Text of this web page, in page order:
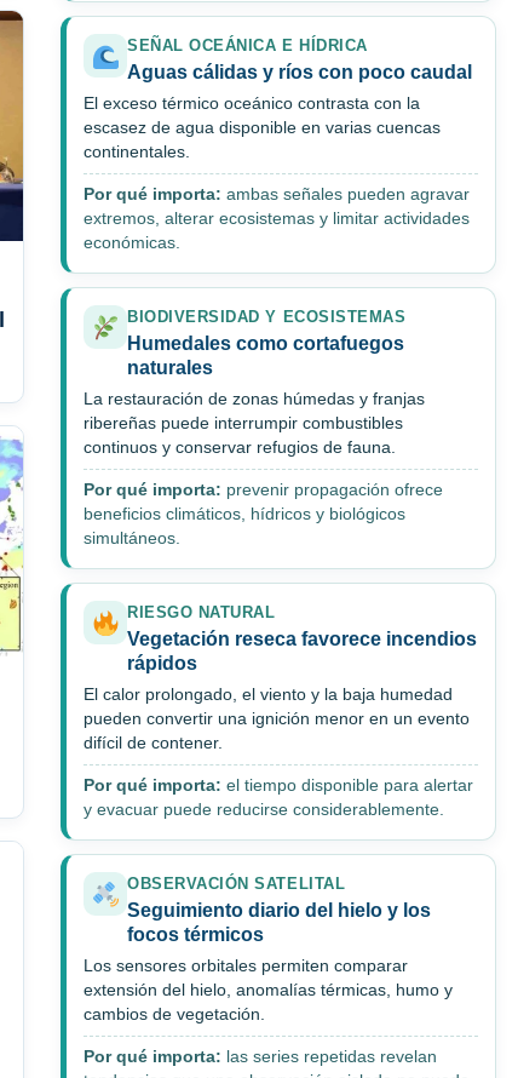
SEÑAL OCEÁNICA E HÍDRICA
Aguas cálidas y ríos con poco caudal
El exceso térmico oceánico contrasta con la
escasez de agua disponible en varias cuencas
continentales.
Por qué importa: ambas señales pueden agravar
extremos, alterar ecosistemas y limitar actividades
económicas.
BIODIVERSIDAD Y ECOSISTEMAS
Humedales como cortafuegos
naturales
La restauración de zonas húmedas y franjas
ribereñas puede interrumpir combustibles
continuos y conservar refugios de fauna.
Por qué importa: prevenir propagación ofrece
beneficios climáticos, hídricos y biológicos
simultáneos.
RIESGO NATURAL
Vegetación reseca favorece incendios
rápidos
El calor prolongado, el viento y la baja humedad
pueden convertir una ignición menor en un evento
difícil de contener.
Por qué importa: el tiempo disponible para alertar
y evacuar puede reducirse considerablemente.
OBSERVACIÓN SATELITAL
Seguimiento diario del hielo y los
focos térmicos
Los sensores orbitales permiten comparar
extensión del hielo, anomalías térmicas, humo y
cambios de vegetación.
Por qué importa: las series repetidas revelan